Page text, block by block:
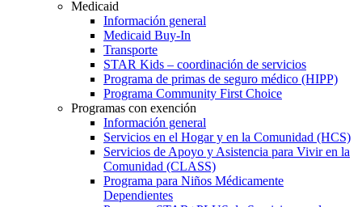
Medicaid
Información general
Medicaid Buy-In
Transporte
STAR Kids – coordinación de servicios
Programa de primas de seguro médico (HIPP)
Programa Community First Choice
Programas con exención
Información general
Servicios en el Hogar y en la Comunidad (HCS)
Servicios de Apoyo y Asistencia para Vivir en la
Comunidad (CLASS)
Programa para Niños Médicamente
Dependientes